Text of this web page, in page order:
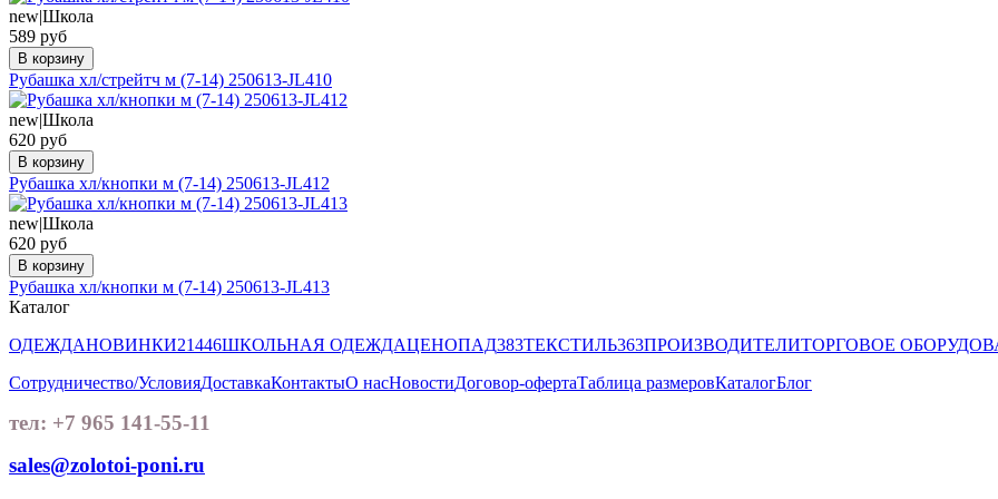
new|Школа
589 руб
В корзину
Рубашка хл/стрейтч м (7-14) 250613-JL410
new|Школа
620 руб
В корзину
Рубашка хл/кнопки м (7-14) 250613-JL412
new|Школа
620 руб
В корзину
Рубашка хл/кнопки м (7-14) 250613-JL413
Каталог
ОДЕЖДАНОВИНКИ21446ШКОЛЬНАЯ ОДЕЖДАЦЕНОПАД383ТЕКСТИЛЬ363ПРОИЗВОДИТЕЛИТОРГОВОЕ
Сотрудничество/УсловияДоставкаКонтактыО насНовостиДоговор-офертаТаблица размеровКаталогБлог
тел: +7 965 141-55-11
sales@zolotoi-poni.ru